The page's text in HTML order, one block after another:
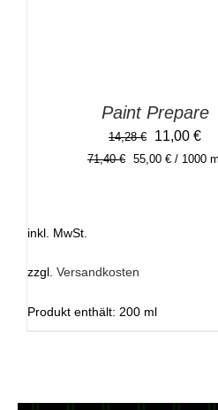
Paint Prepare
14,28€
Preis
11,00 €
71,40€ 55,00 € / 1000 ml
inkl. MwSt.
zzgl. Versandkosten
Produkt enthält: 200 ml